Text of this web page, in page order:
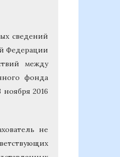
сведений
Федерации
между
фонда
2016
не